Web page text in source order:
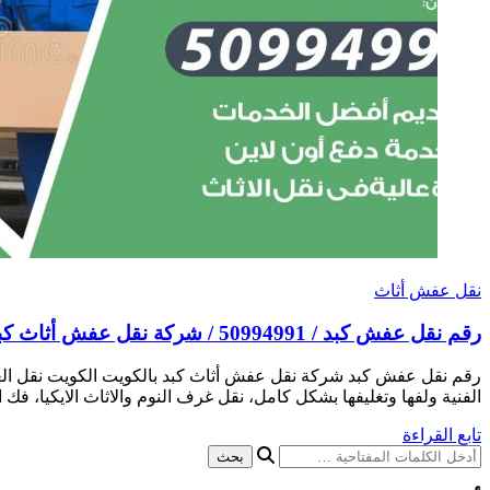
نقل عفش أثاث
رقم نقل عفش كبد / 50994991 / شركة نقل عفش أثاث كبد بالكويت
رقم نقل عفش كبد شركة نقل عفش أثاث كبد بالكويت الكويت نقل
الفنية ولفها وتغليفها بشكل كامل، نقل غرف النوم والاثاث
تابع القراءة
هل